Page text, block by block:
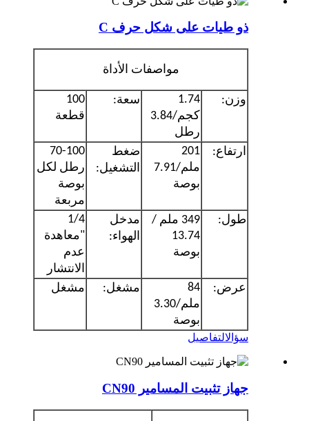
ذو طيات على شكل حرف C
مواصفات الأداة
وزن:
1.74
كجم/3.84
رطل
سعة:
100
قطعة
ارتفاع:
201
ملم/7.91
بوصة
ضغط
التشغيل:
70-100
رطل لكل
بوصة
مربعة
طول:
349 ملم /
13.74
بوصة
مدخل
الهواء:
1/4
"معاهدة
عدم
الانتشار
عرض:
84
ملم/3.30
بوصة
مشغل: مشغل
سؤالالتفاصيل
جهاز تثبيت المسامير CN90